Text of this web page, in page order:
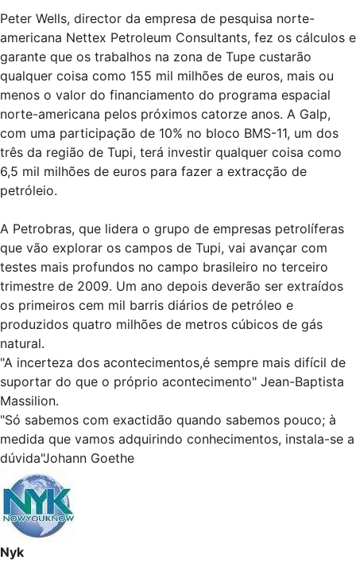
Peter Wells, director da empresa de pesquisa norte-
americana Nettex Petroleum Consultants, fez os cálculos e
garante que os trabalhos na zona de Tupe custarão
qualquer coisa como 155 mil milhões de euros, mais ou
menos o valor do financiamento do programa espacial
norte-americana pelos próximos catorze anos. A Galp,
com uma participação de 10% no bloco BMS-11, um dos
três da região de Tupi, terá investir qualquer coisa como
6,5 mil milhões de euros para fazer a extracção de
petróleio.
A Petrobras, que lidera o grupo de empresas petrolíferas
que vão explorar os campos de Tupi, vai avançar com
testes mais profundos no campo brasileiro no terceiro
trimestre de 2009. Um ano depois deverão ser extraídos
os primeiros cem mil barris diários de petróleo e
produzidos quatro milhões de metros cúbicos de gás
natural.
"A incerteza dos acontecimentos,é sempre mais difícil de
suportar do que o próprio acontecimento" Jean-Baptista
Massilion.
"Só sabemos com exactidão quando sabemos pouco; à
medida que vamos adquirindo conhecimentos, instala-se a
dúvida"Johann Goethe
Nyk